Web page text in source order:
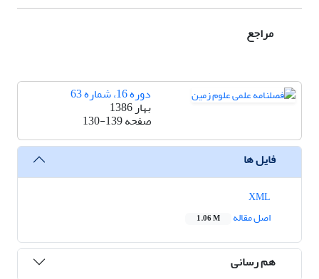
مراجع
دوره 16، شماره 63
بهار 1386
صفحه130-139
فایل ها
اصل مقاله
1.06 M
هم رسانی